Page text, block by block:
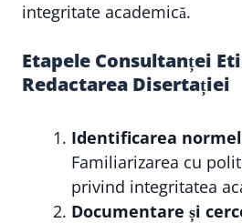
integritate academică.
Etapele Consultanței
Redactarea Disertației
Identificarea
Familiarizarea cu
privind integritatea
Documentare și